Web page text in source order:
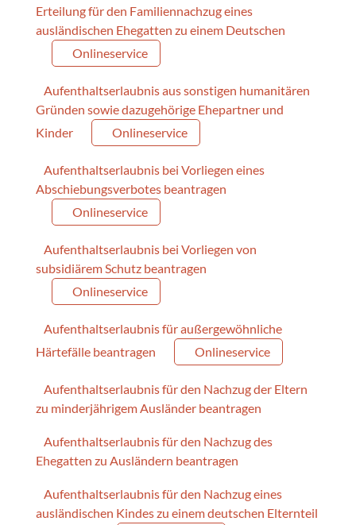
Erteilung für den Familiennachzug eines
ausländischen Ehegatten zu einem Deutschen
Onlineservice
Aufenthaltserlaubnis aus sonstigen humanitären
Gründen sowie dazugehörige Ehepartner und
Kinder
Onlineservice
Aufenthaltserlaubnis bei Vorliegen eines
Abschiebungsverbotes beantragen
Onlineservice
Aufenthaltserlaubnis bei Vorliegen von
subsidiärem Schutz beantragen
Onlineservice
Aufenthaltserlaubnis für außergewöhnliche
Härtefälle beantragen
Onlineservice
Aufenthaltserlaubnis für den Nachzug der Eltern
zu minderjährigem Ausländer beantragen
Aufenthaltserlaubnis für den Nachzug des
Ehegatten zu Ausländern beantragen
Aufenthaltserlaubnis für den Nachzug eines
ausländischen Kindes zu einem deutschen Elternteil